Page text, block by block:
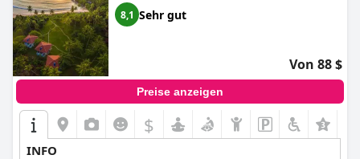
8,1 Sehr gut
Von 88 $
Preise anzeigen
$
INFO